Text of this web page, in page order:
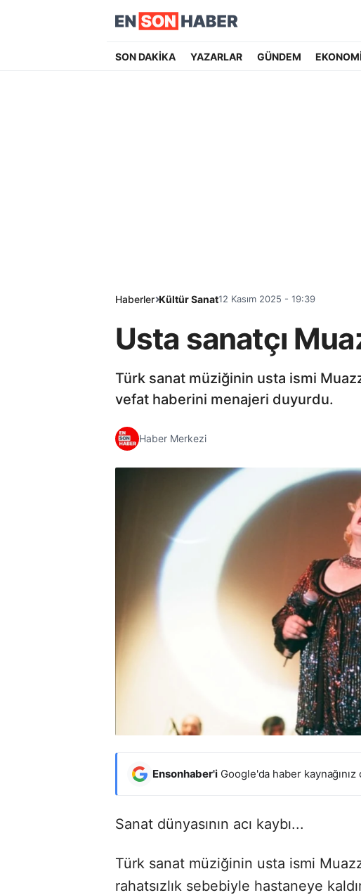
SON DAKİKA YAZARLAR GÜNDEM EKONOMİ
Haberler Kültür Sanat12 Kasım 2025 - 19:39
Usta sanatçı
Türk sanat müziğinin usta ismi
vefat haberini menajeri duyurdu.
Haber Merkezi
Ensonhaber'i Google'da haber
Sanat dünyasının acı kaybı...
Türk sanat müziğinin usta ismi
rahatsızlık sebebiyle hastaneye